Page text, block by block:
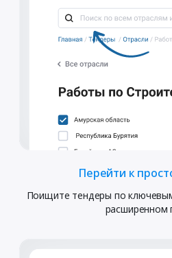
Перейти к
Поищите тендеры по
расширенном